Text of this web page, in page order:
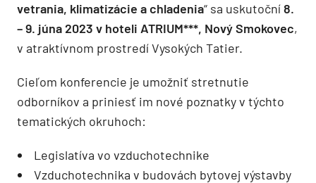
vetrania, klimatizácie a chladenia“ sa uskutoční8.
– 9. júna 2023 v hoteli ATRIUM***, Nový Smokovec,
v atraktívnom prostredí Vysokých Tatier.
Cieľom konferencie je umožniť stretnutie
odborníkov a priniesť im nové poznatky v týchto
tematických okruhoch:
Legislatíva vo vzduchotechnike
Vzduchotechnika v budovách bytovej výstavby